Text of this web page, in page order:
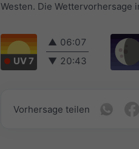
Westen. Die Wettervorhersage
UV 7
▲ 06:07
▼ 20:43
Vorhersage teilen